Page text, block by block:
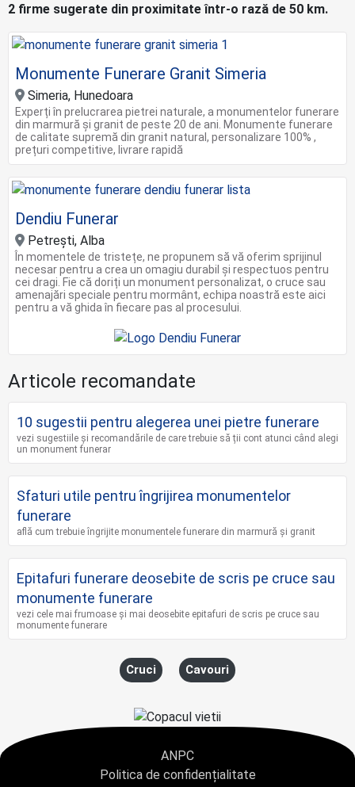
2 firme sugerate din proximitate într-o rază de 50 km.
Monumente Funerare Granit Simeria
Simeria, Hunedoara
Experți în prelucrarea pietrei naturale, a monumentelor funerare
din marmură și granit de peste 20 de ani. Monumente funerare
de calitate supremă din granit natural, personalizare 100% ,
prețuri competitive, livrare rapidă
Dendiu Funerar
Petrești, Alba
În momentele de tristețe, ne propunem să vă oferim sprijinul
necesar pentru a crea un omagiu durabil și respectuos pentru
cei dragi. Fie că doriți un monument personalizat, o cruce sau
amenajări speciale pentru mormânt, echipa noastră este aici
pentru a vă ghida în fiecare pas al procesului.
Articole recomandate
10 sugestii pentru alegerea unei pietre funerare
vezi sugestiile și recomandările de care trebuie să ții cont atunci când alegi
un monument funerar
Sfaturi utile pentru îngrijirea monumentelor
funerare
află cum trebuie îngrijite monumentele funerare din marmură și granit
Epitafuri funerare deosebite de scris pe cruce sau
monumente funerare
vezi cele mai frumoase și mai deosebite epitafuri de scris pe cruce sau
monumente funerare
Cruci Cavouri
ANPC
Politica de confidențialitate